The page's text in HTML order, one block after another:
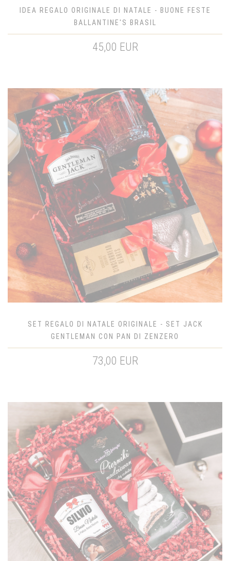
IDEA REGALO ORIGINALE DI NATALE - BUONE FESTE
BALLANTINE'S BRASIL
45,00 EUR
SET REGALO DI NATALE ORIGINALE - SET JACK
GENTLEMAN CON PAN DI ZENZERO
73,00 EUR